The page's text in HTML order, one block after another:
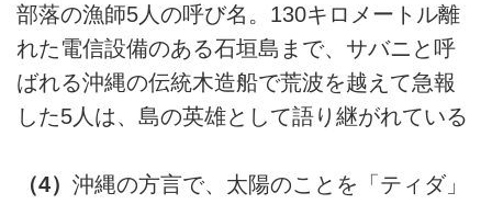
部落の漁師5人の呼び名。130キロメートル離
れた電信設備のある石垣島まで、サバニと呼
ばれる沖縄の伝統木造船で荒波を越えて急報
した5人は、島の英雄として語り継がれている
（4） 沖縄の方言で、太陽のことを「ティダ」